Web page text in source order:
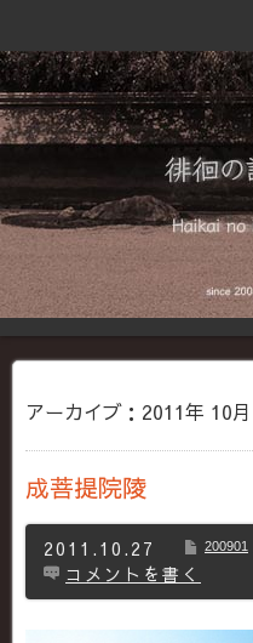
アーカイブ：2011年 10月
成菩提院陵
2011.10.27 200901
コメントを書く